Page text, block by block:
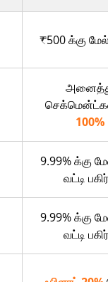
₹500 க்கு மேல்
100%
9.99% க்கு
வட்டி
9.99% க்கு
வட்டி